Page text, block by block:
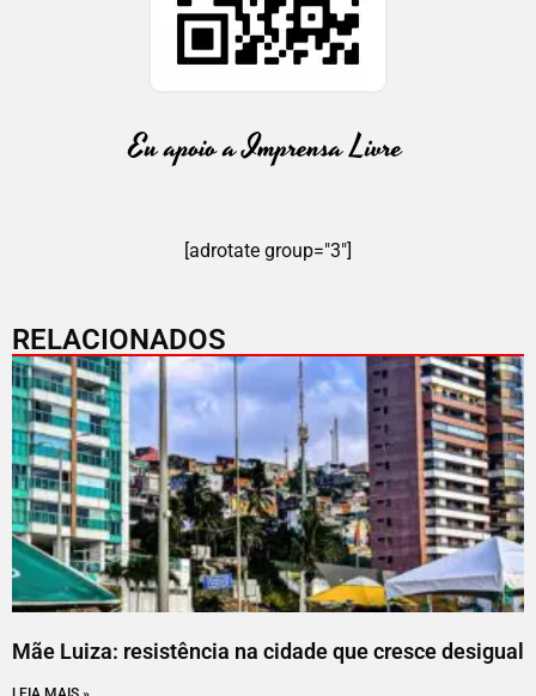
[adrotate group="3"]
RELACIONADOS
Mãe Luiza: resistência na cidade que cresce desigual